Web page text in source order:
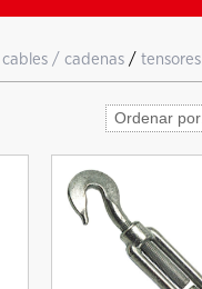
/ cadenas / tensores